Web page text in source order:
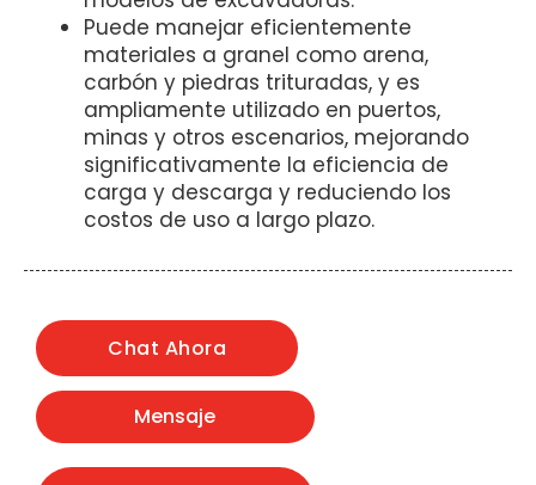
Puede manejar eficientemente
materiales a granel como arena,
carbón y piedras trituradas, y es
ampliamente utilizado en puertos,
minas y otros escenarios, mejorando
significativamente la eficiencia de
carga y descarga y reduciendo los
costos de uso a largo plazo.
Chat Ahora
Mensaje